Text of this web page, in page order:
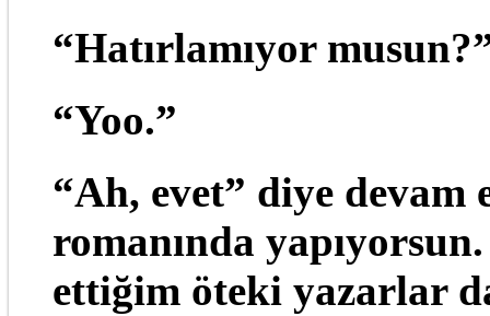
“Hatırlamıyor
“Yoo.”
“Ah, evet” diye
romanında
ettiğim öteki yazarlar